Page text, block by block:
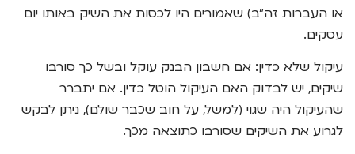
או העברות זה"ב) שאמורים היו לכסות את השיק באותו יום
עסקים.
עיקול שלא כדין: אם חשבון הבנק עוקל ובשל כך סורבו
שיקים, יש לבדוק האם העיקול הוטל כדין. אם יתברר
שהעיקול היה שגוי (למשל, על חוב שכבר שולם), ניתן לבקש
לגרוע את השיקים שסורבו כתוצאה מכך.